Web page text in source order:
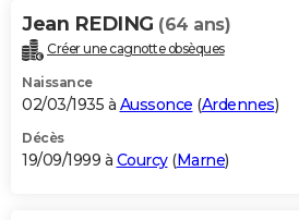
Jean REDING (64 ans)
Créer une cagnotte obsèques
Naissance
02/03/1935 à Aussonce (Ardennes)
Décès
19/09/1999 à Courcy(Marne)